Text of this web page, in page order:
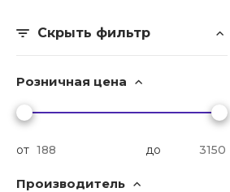
Скрыть фильтр
Розничная цена
от до
Производитель